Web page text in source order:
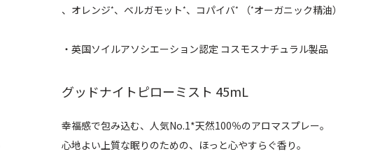
、オレンジ*、ベルガモット*、コパイバ* （*オーガニック精油）
・英国ソイルアソシエーション認定 コスモスナチュラル製品
グッドナイトピローミスト 45mL
幸福感で包み込む、人気No.1*天然100％のアロマスプレー。
心地よい上質な眠りのための、ほっと心やすらぐ香り。